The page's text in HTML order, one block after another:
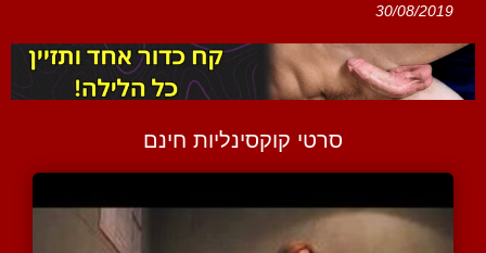
30/08/2019
סרטי קוקסינליות חינם